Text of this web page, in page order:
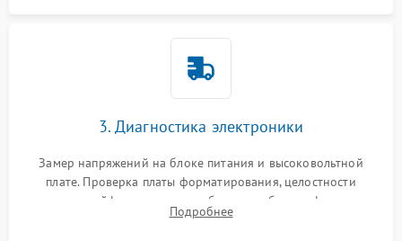
3. Диагностика электроники
Замер напряжений на блоке питания и высоковольтной
плате. Проверка платы форматирования, целостности
плоских шлейфов сканера и работоспособности флажков и
оптопар (датчиков прохождения бумаги).
Подробнее